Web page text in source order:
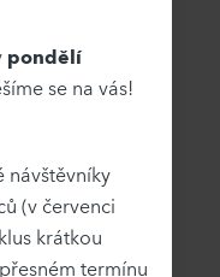
pondělí
se na vás!
návštěvníky
(v červenci
krátkou
termínu